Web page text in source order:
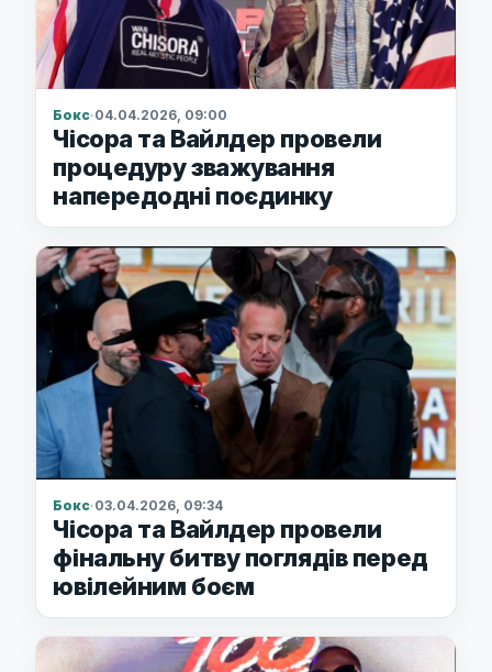
Бокс·04.04.2026, 09:00
Чісора та Вайлдер провели
процедуру зважування
напередодні поєдинку
Бокс·03.04.2026, 09:34
Чісора та Вайлдер провели
фінальну битву поглядів перед
ювілейним боєм